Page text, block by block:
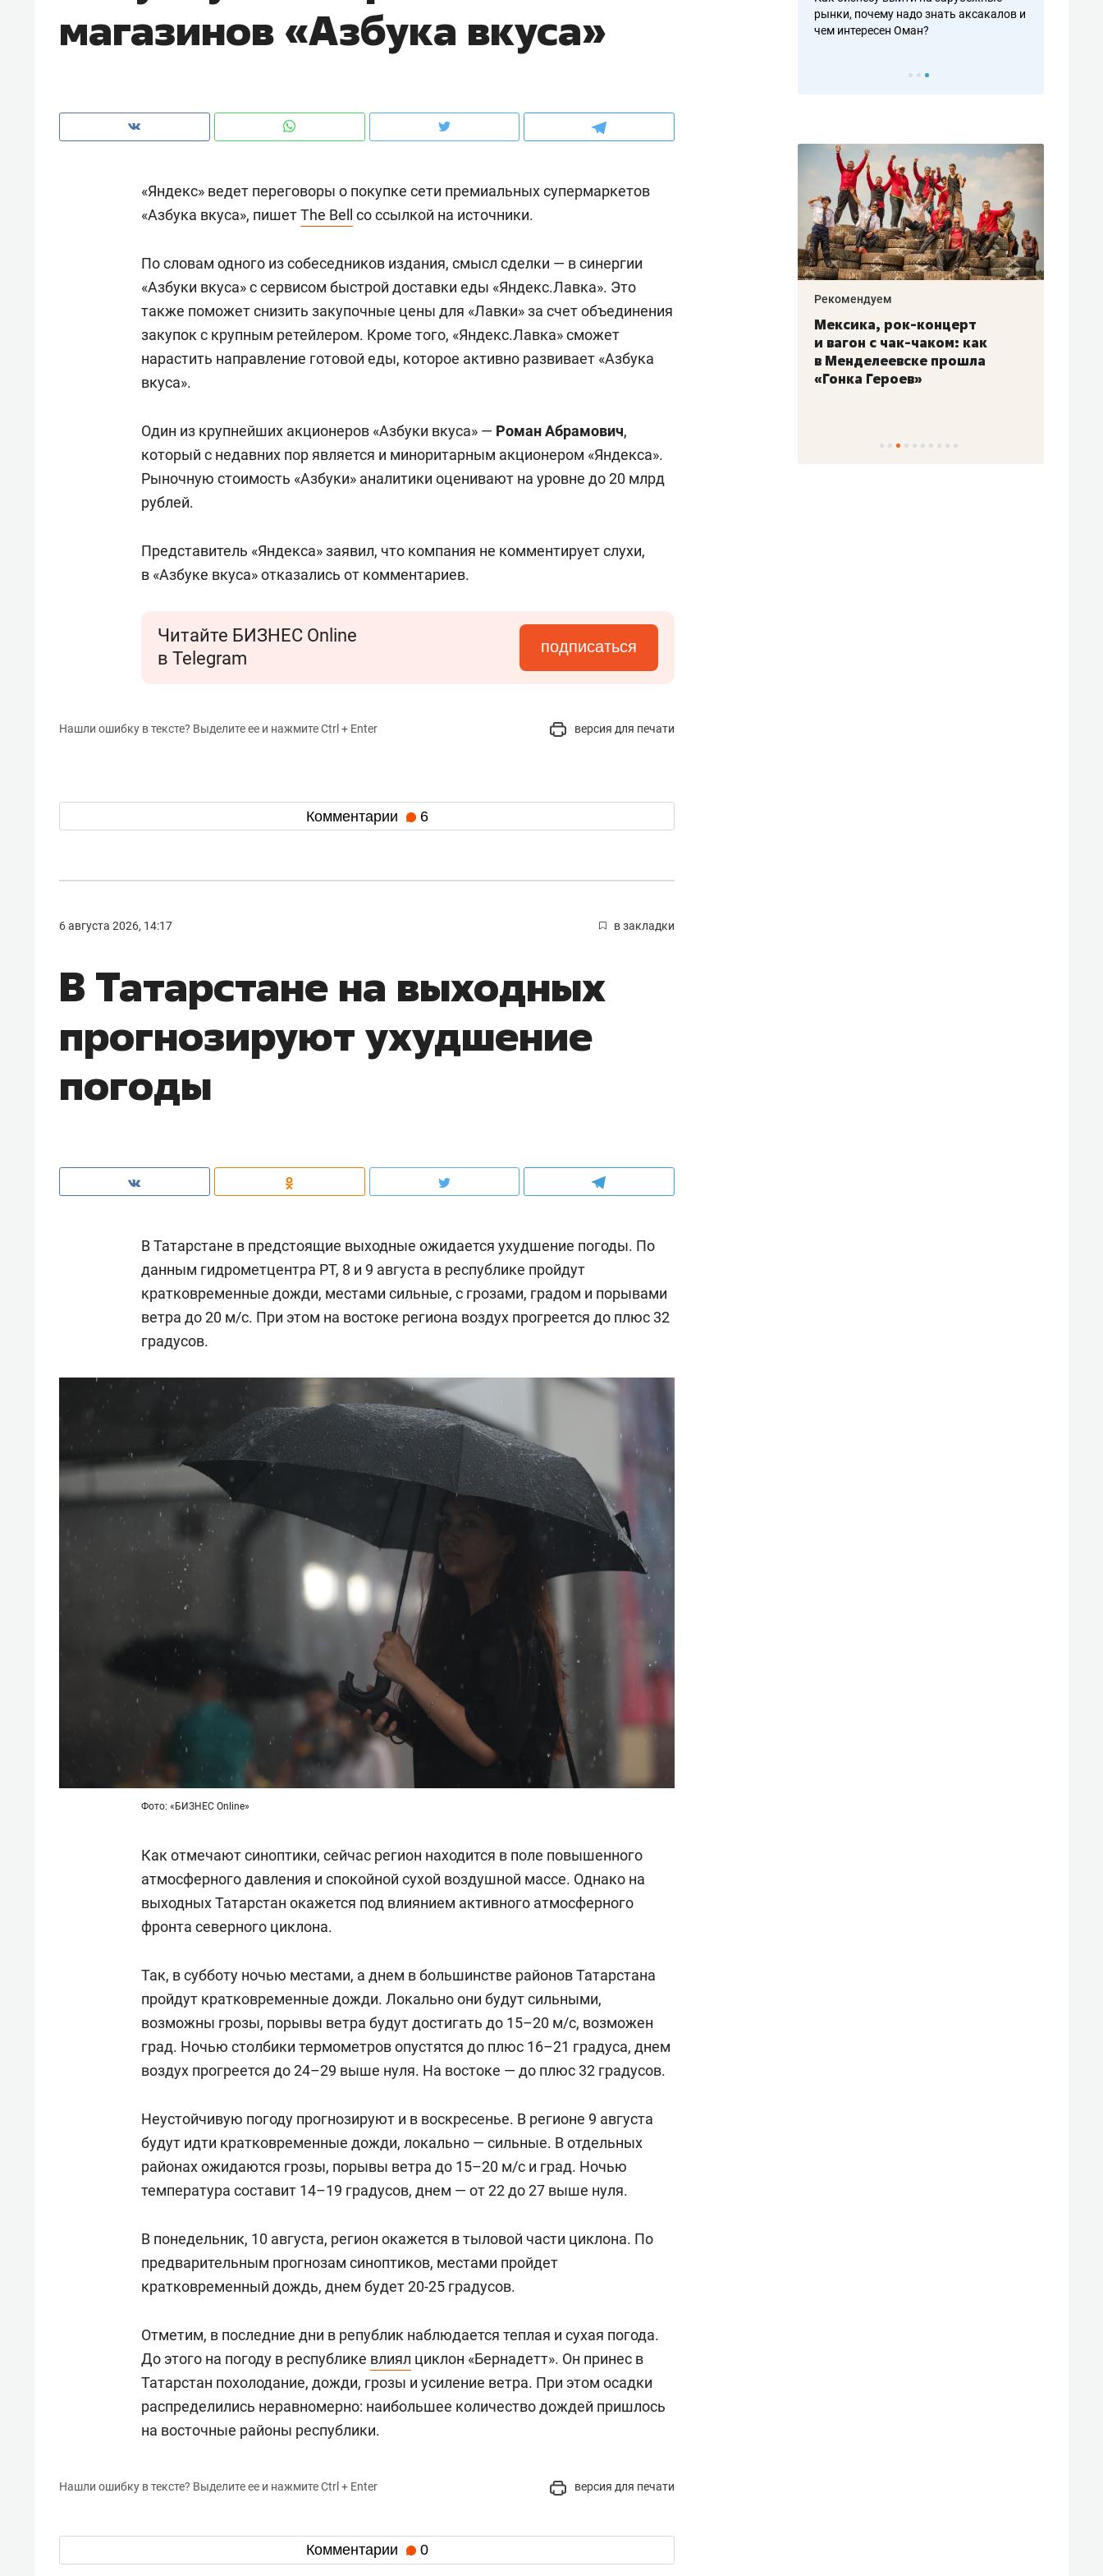
магазинов «Азбука вкуса»
«Яндекс» ведет переговоры о покупке сети премиальных супермаркетов
«Азбука вкуса», пишетThe Bell со ссылкой на источники.
По словам одного из собеседников издания, смысл сделки — в синергии
«Азбуки вкуса» с сервисом быстрой доставки еды «Яндекс.Лавка». Это
также поможет снизить закупочные цены для «Лавки» за счет объединения
закупок с крупным ретейлером. Кроме того, «Яндекс.Лавка» сможет
нарастить направление готовой еды, которое активно развивает «Азбука
вкуса».
Один из крупнейших акционеров «Азбуки вкуса» — Роман Абрамович,
который с недавних пор является и миноритарным акционером «Яндекса».
Рыночную стоимость «Азбуки» аналитики оценивают на уровне до 20 млрд
рублей.
Представитель «Яндекса» заявил, что компания не комментирует слухи,
в «Азбуке вкуса» отказались от комментариев.
Читайте БИЗНЕС Online
в Telegram
подписаться
Нашли ошибку в тексте? Выделите ее и нажмите Ctrl + Enter версия для печати
Комментарии 6
6 августа 2026, 14:17 в закладки
В Татарстане на выходных
прогнозируют ухудшение
погоды
В Татарстане в предстоящие выходные ожидается ухудшение погоды. По
данным гидрометцентра РТ, 8 и 9 августа в республике пройдут
кратковременные дожди, местами сильные, с грозами, градом и порывами
ветра до 20 м/с. При этом на востоке региона воздух прогреется до плюс 32
градусов.
Фото: «БИЗНЕС Online»
Как отмечают синоптики, сейчас регион находится в поле повышенного
атмосферного давления и спокойной сухой воздушной массе. Однако на
выходных Татарстан окажется под влиянием активного атмосферного
фронта северного циклона.
Так, в субботу ночью местами, а днем в большинстве районов Татарстана
пройдут кратковременные дожди. Локально они будут сильными,
возможны грозы, порывы ветра будут достигать до 15–20 м/с, возможен
град. Ночью столбики термометров опустятся до плюс 16–21 градуса, днем
воздух прогреется до 24–29 выше нуля. На востоке — до плюс 32 градусов.
Неустойчивую погоду прогнозируют и в воскресенье. В регионе 9 августа
будут идти кратковременные дожди, локально — сильные. В отдельных
районах ожидаются грозы, порывы ветра до 15–20 м/с и град. Ночью
температура составит 14–19 градусов, днем — от 22 до 27 выше нуля.
В понедельник, 10 августа, регион окажется в тыловой части циклона. По
предварительным прогнозам синоптиков, местами пройдет
кратковременный дождь, днем будет 20-25 градусов.
Отметим, в последние дни в републик наблюдается теплая и сухая погода.
До этого на погоду в республике влиял циклон «Бернадетт». Он принес в
Татарстан похолодание, дожди, грозы и усиление ветра. При этом осадки
распределились неравномерно: наибольшее количество дождей пришлось
на восточные районы республики.
Нашли ошибку в тексте? Выделите ее и нажмите Ctrl + Enter версия для печати
Комментарии 0
рынки, почему надо знать аксакалов и
чем интересен Оман?
клиентах и чудных запросах мастеров налогах и развитии без кредитов
рынки, почему надо знать аксакалов и
чем интересен Оман?
создают оазис жилого
комфорта под Казанью
Рекомендуем
150 камер до квартиры и Face
ID вместо ключа: какой будет
безопасность в ЖК «Нова»
Опыт выживания в дикой
природе, работа
с ментальным и физическим
Рекомендуем
Мексика, рок-концерт
и вагон с чак-чаком: как
в Менделеевске прошла
«Гонка Героев»